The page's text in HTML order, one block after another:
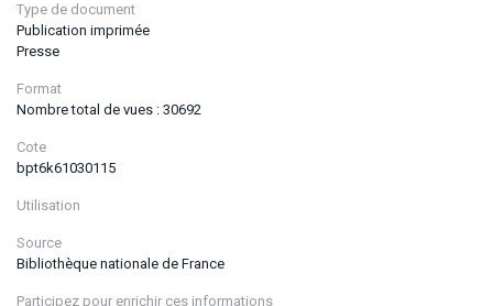
Type de document
Publication imprimée
Presse
Format
Nombre total de vues : 30692
Cote
bpt6k61030115
Utilisation
Source
Bibliothèque nationale de France
Participez pour enrichir ces informations